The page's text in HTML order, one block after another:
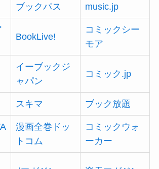
ブックパス music.jp
BookLive!
コミックシー
モア
イーブックジ
ャパン
コミック.jp
スキマ ブック放題
漫画全巻ドッ
トコム
コミックウォ
ーカー